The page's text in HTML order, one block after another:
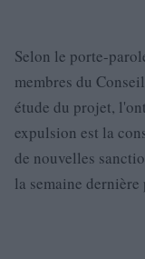
Selon le porte-
membres du
étude du projet,
expulsion est la
de nouvelles
la semaine dernière